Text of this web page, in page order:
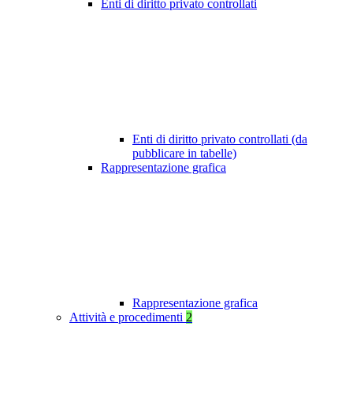
Enti di diritto privato controllati
Enti di diritto privato controllati (da
pubblicare in tabelle)
Rappresentazione grafica
Rappresentazione grafica
Attività e procedimenti 2